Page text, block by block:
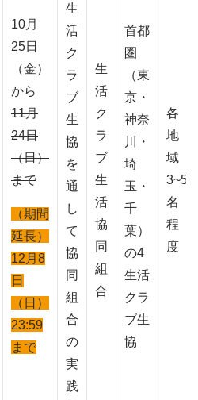
10月
25日
（金）
から
11月
24日
（日）
まで
（期間
延長）
12月8
日
（日）
23:59
まで
生
活
ク
ラ
ブ
生
協
を
通
し
て
協
同
組
合
の
実
践
生
活
ク
ラ
ブ
生
活
協
同
組
合
首都
圏
（東
京・
神奈
川・
埼
玉・
千
葉）
の4
生活
クラ
ブ生
協
各
地
域
3~5
名
程
度